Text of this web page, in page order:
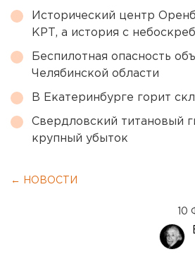
Исторический центр
КРТ, а история с
Беспилотная опасность
Челябинской области
В Екатеринбурге горит
Свердловский титановый
крупный убыток
← НОВОСТИ
10